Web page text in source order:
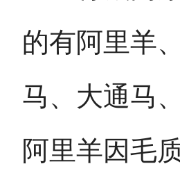
的有阿里羊
马、大通马
阿里羊因毛